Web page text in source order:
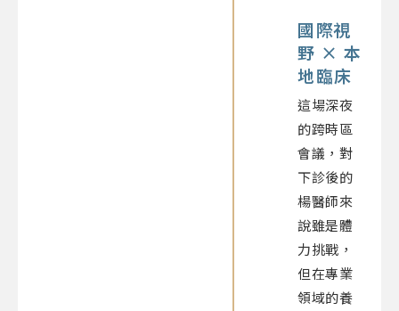
國際視
野 × 本
地臨床
這場深夜
的跨時區
會議，對
下診後的
楊醫師來
說雖是體
力挑戰，
但在專業
領域的養